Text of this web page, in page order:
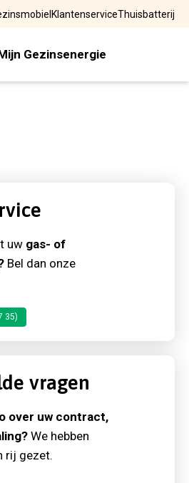
KlantenserviceThuisbatterij
Gezinsenergie
uw gas- of
Bel dan onze
35)
vragen
over uw contract,
We hebben
rij gezet.